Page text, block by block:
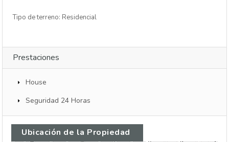
Tipo de terreno: Residencial
Prestaciones
House
Seguridad 24 Horas
Ubicación de la Propiedad